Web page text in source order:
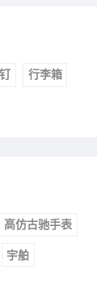
行李箱
高仿古驰手表
宇舶